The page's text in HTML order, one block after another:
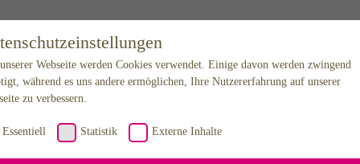
Webseite werden Cookies verwendet. Einige davon werden zwingend
während es uns andere ermöglichen, Ihre Nutzererfahrung auf unserer
zu verbessern.
Essentiell Statistik Externe Inhalte